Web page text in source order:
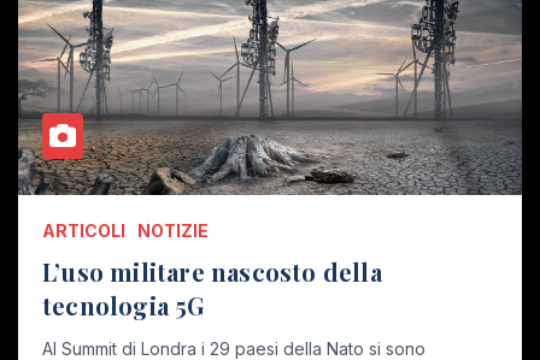
ARTICOLI NOTIZIE
L’uso militare nascosto della
tecnologia 5G
Al Summit di Londra i 29 paesi della Nato si sono